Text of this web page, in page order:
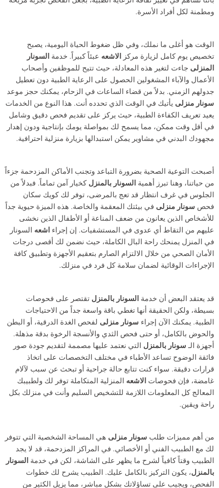
ومطمنة لكل أفراد الأسرة.
الوقت هو أغلى ما نملك، وفي ظل ضغوط الحياة اليومية، يصبح
تخصيص يوم كامل لزيارة مركز
الاشعه عبئاً كبيراً. خدمة السونار
المنزلى جاءت لتغير هذه المعادلة، حيث تتيح للموظفين وأصحاب
الأعمال والآباء المشغولين الحصول على الرعاية الطبية دون تعطيل
جدولهم الزمني. بدلاً من قضاء الساعات في الزحام، يمكنك حجز موعد
سونار منزلى يأتيك في الوقت الذي تحدده أنت. هذا النوع من الخدمات
يعيد تعريف الكفاءة الطبية، حيث يركز على تقديم فحص دقيق وشامل
في أقل وقت ممكن، مما يسمح لك بمواصلة يومك بإنتاجية ودون إهدار
مجهودك البدني في مشاوير يمكن استبدالها بزيارة منزلية احترافية.
أصبحت التوعية الصحية بضرورة التباعد وتجنب الأماكن المزدحمة جزءاً
من حياتنا، وهنا تبرز أهمية السونار بالمنزل كخيار آمن تماماً. فبدلاً من
الجلوس في غرف انتظار قد تعج بالمرضى، توفر لك كويك سكان
فحص سونار منزلى في بيئتك المعقمة والخاصة. هذه الميزة حيوية جداً
للأشخاص الذين يعانون من ضعف المناعة أو الأطفال الذين نخشى
عليهم من التقاط أي عدوى في المستشفيات. إن إجراء اشعه السونار
في المنزل يمنحك راحة البال الكاملة، حيث نضمن لك أقصى درجات
الأمان الصحي من خلال الالتزام الصارم بتعقيم الأجهزة وتطبيق كافة
الإجراءات الوقائية لضمان سلامة كل فرد في منزلك.
قد يعتقد البعض أن خدمة السونار بالمنزل تقتصر على فحوصات
بسيطة، ولكن الحقيقة أنها تغطي باقة واسعة جداً من الاحتياجات
الطبية. يمكنك الآن إجراء سونار منزلى لفحص الغدة الدرقية، أو البطن
والحوض بالكامل، أو حتى فحص الثدي والأنسجة الرخوة بدقة مذهلة.
أجهزة الـ سونار بالمنزل التي نعتمد عليها مصممة لتقديم جودة صور
فائقة الوضوح تساعد الأطباء في مختلف التخصصات على اتخاذ
قرارات دقيقة. سواء كنت تتابع حالة جراحية أو تبحث عن سبب لآلام
غامضة، فإن فحوصات الاشعه المنزلية المتكاملة توفر لك ولطبيبك
المعالج كل المعلومات اللازمة للتشخيص السليم وأنت في منزلك بكل
راحة ويقين.
من أهم مميزات طلب سونار منزلى هي المساحة الشخصية التي تتوفر
لك مع الطبيب الفني أو الأخصائي. في المراكز المزدحمة، قد لا يجد
الطبيب وقتاً كافياً لشرح ما يظهر على الشاشة، لكن في خدمة السونار
بالمنزل، يكون التركيز بالكامل عليك. الطبيب يشرح لك خطوات
الفحص، ويجيب على تساؤلاتك بشكل مباشر، مما يزيل الكثير من